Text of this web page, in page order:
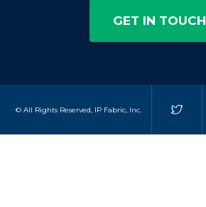
GET IN TOUCH
© All Rights Reserved, IP Fabric, Inc.